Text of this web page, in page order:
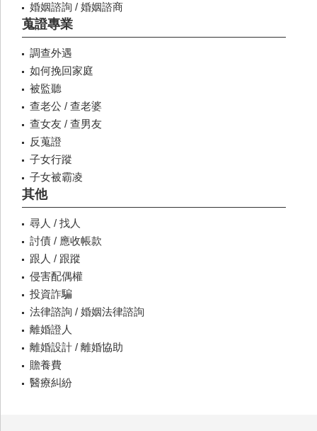
婚姻諮詢 / 婚姻諮商
蒐證專業
調查外遇
如何挽回家庭
被監聽
查老公 / 查老婆
查女友 / 查男友
反蒐證
子女行蹤
子女被霸凌
其他
尋人 / 找人
討債 / 應收帳款
跟人 / 跟蹤
侵害配偶權
投資詐騙
法律諮詢 / 婚姻法律諮詢
離婚證人
離婚設計 / 離婚協助
贍養費
醫療糾紛